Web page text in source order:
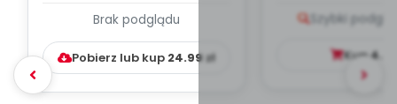
WYCHOWAWCZO –
DYDAKTYC...
Brak podglądu
Pobierz lub kup 24.99zł
Szybki
Kup